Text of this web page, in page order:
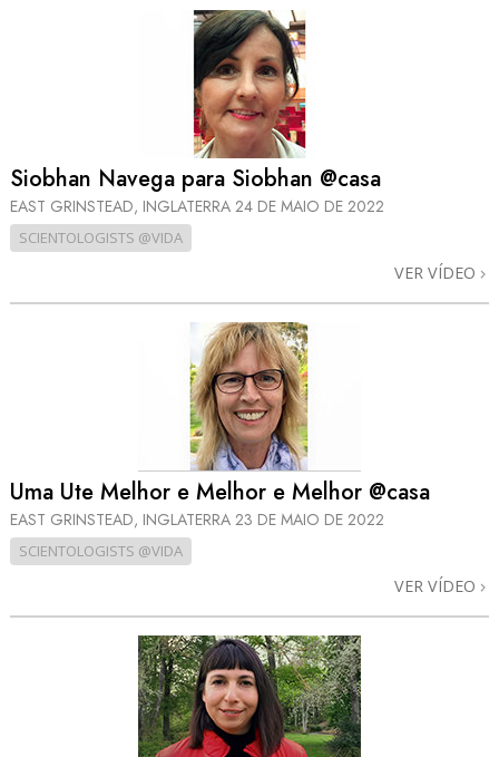
Siobhan Navega para Siobhan @casa
EAST GRINSTEAD, INGLATERRA 24 DE MAIO DE 2022
SCIENTOLOGISTS @VIDA
VER VÍDEO
Uma Ute Melhor e Melhor e Melhor @casa
EAST GRINSTEAD, INGLATERRA 23 DE MAIO DE 2022
SCIENTOLOGISTS @VIDA
VER VÍDEO